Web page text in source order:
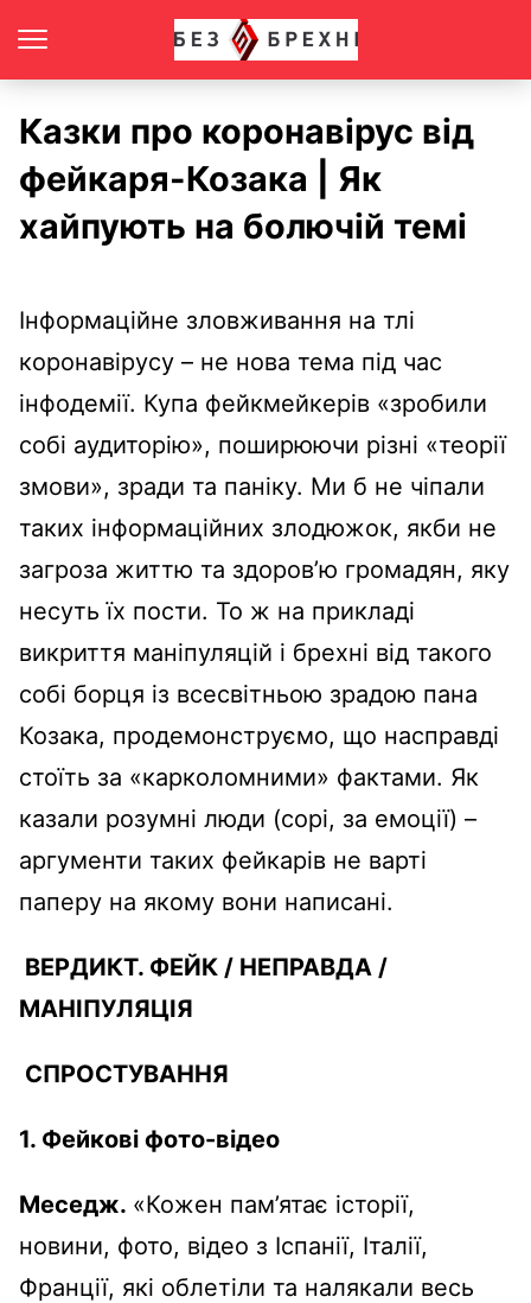
Казки про коронавірус від
фейкаря-Козака | Як
хайпують на болючій темі
Інформаційне зловживання на тлі
коронавірусу – не нова тема під час
інфодемії. Купа фейкмейкерів «зробили
собі аудиторію», поширюючи різні «теорії
змови», зради та паніку. Ми б не чіпали
таких інформаційних злодюжок, якби не
загроза життю та здоров’ю громадян, яку
несуть їх пости. То ж на прикладі
викриття маніпуляцій і брехні від такого
собі борця із всесвітньою зрадою пана
Козака, продемонструємо, що насправді
стоїть за «карколомними» фактами. Як
казали розумні люди (сорі, за емоції) –
аргументи таких фейкарів не варті
паперу на якому вони написані.
ВЕРДИКТ. ФЕЙК / НЕПРАВДА /
МАНІПУЛЯЦІЯ
СПРОСТУВАННЯ
1. Фейкові фото-відео
Меседж. «Кожен пам’ятає історії,
новини, фото, відео з Іспанії, Італії,
Франції, які облетіли та налякали весь